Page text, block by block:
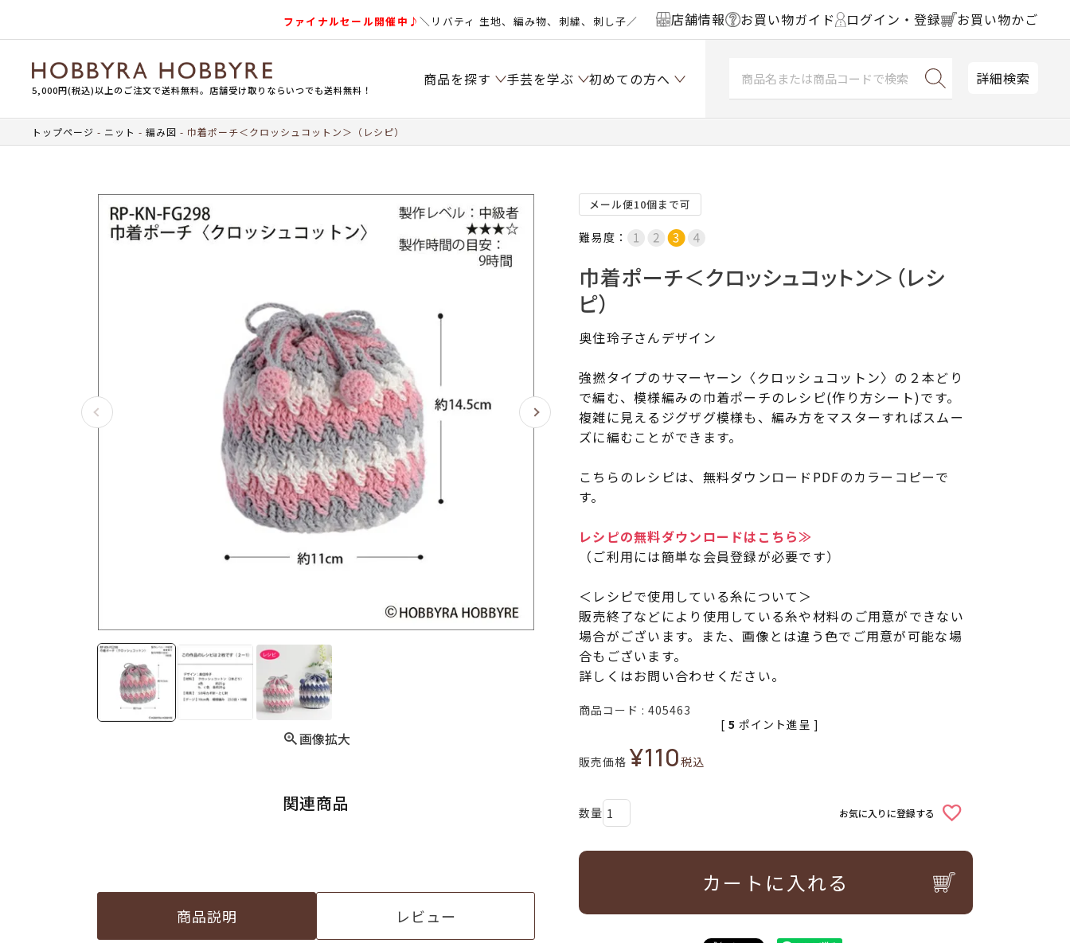
ファイナルセール開催中♪＼リバティ 生地、編み物、刺繍、刺し子／ 店舗情報 お買い物ガイド ログイン・登録 お買い物かご
5,000円(税込)以上のご注文で送料無料。店舗受け取りならいつでも送料無料！
商品を探す 手芸を学ぶ 初めての方へ 詳細検索
トップページ ニット 編み図 巾着ポーチ＜クロッシュコットン＞（レシピ）
画像拡大
関連商品
商品説明 レビュー
メール便10個まで可
難易度：
巾着ポーチ＜クロッシュコットン＞（レシ
ピ）
奥住玲子さんデザイン
強撚タイプのサマーヤーン〈クロッシュコットン〉の２本どり
で編む、模様編みの巾着ポーチのレシピ(作り方シート)です。
複雑に見えるジグザグ模様も、編み方をマスターすればスムー
ズに編むことができます。
こちらのレシピは、無料ダウンロードPDFのカラーコピーで
す。
レシピの無料ダウンロードはこちら≫
（ご利用には簡単な会員登録が必要です）
＜レシピで使用している糸について＞
販売終了などにより使用している糸や材料のご用意ができない
場合がございます。また、画像とは違う色でご用意が可能な場
合もございます。
詳しくはお問い合わせください。
商品コード 405463
販売価格 ¥110税込
[ 5 ポイント進呈 ]
お気に入りに登録する
カートに入れる